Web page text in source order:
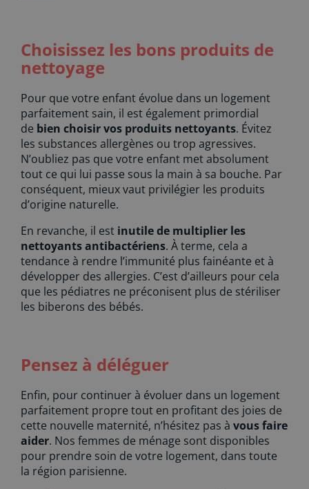
Choisissez les bons produits de
nettoyage
Pour que votre enfant évolue dans un logement
parfaitement sain, il est également primordial
de bien choisir vos produits nettoyants. Évitez
les substances allergènes ou trop agressives.
N’oubliez pas que votre enfant met absolument
tout ce qui lui passe sous la main à sa bouche. Par
conséquent, mieux vaut privilégier les produits
d’origine naturelle.
En revanche, il est inutile de multiplier les
nettoyants antibactériens. À terme, cela a
tendance à rendre l’immunité plus fainéante et à
développer des allergies. C’est d’ailleurs pour cela
que les pédiatres ne préconisent plus de stériliser
les biberons des bébés.
Pensez à déléguer
Enfin, pour continuer à évoluer dans un logement
parfaitement propre tout en profitant des joies de
cette nouvelle maternité, n’hésitez pas à vous faire
aider. Nos femmes de ménage sont disponibles
pour prendre soin de votre logement, dans toute
la région parisienne.